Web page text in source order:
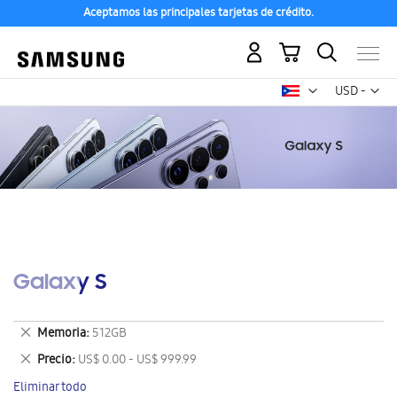
Aceptamos las principales tarjetas de crédito.
USD -
dólar
Mi carrito
Galaxy S
Memoria 512GB
Eliminar
este
artículo
Precio US$ 0.00 - US$ 999.99
Eliminar
este
Eliminar todo